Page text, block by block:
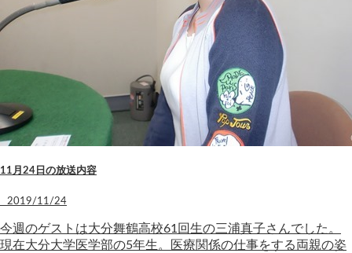
11月24日の放送内容
2019/11/24
今週のゲストは大分舞鶴高校61回生の三浦真子さんでした。
現在大分大学医学部の5年生。医療関係の仕事をする両親の姿